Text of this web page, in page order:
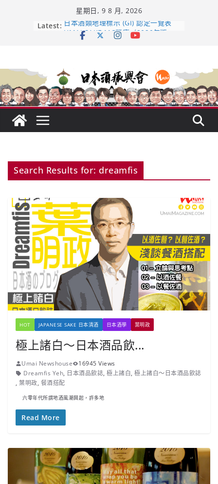
星期日, 9 8 月, 2026
Latest: 日本酒類地理標示 (GI) 認定一覽表
UMAI SAKE MC題庫（2026年版
市場！梅乃宿上市背後的密碼
龜之井酒造：口說上手 – 山形純米大
吟釀的堅持與傳承 ～ くどき上手
Search Results for: dreamfis
HOT JAPANESE SAKE 日本清酒 日本酒學 葉明政
極上諸白～日本酒品飲...
Umai Newshouse
16945 Views
Dreamfis Yeh, 日本酒品飲誌, 極上諸白, 極上諸白～日本酒品飲誌
, 葉明政, 餐酒搭配
六零年代所謂地酒風潮興起，許多地
Read More